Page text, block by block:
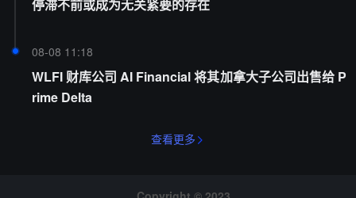
停滞不前或成为无关紧要的存在
08-08 11:18
WLFI 财库公司 AI Financial 将其加拿大子公司出售给 P
rime Delta
查看更多